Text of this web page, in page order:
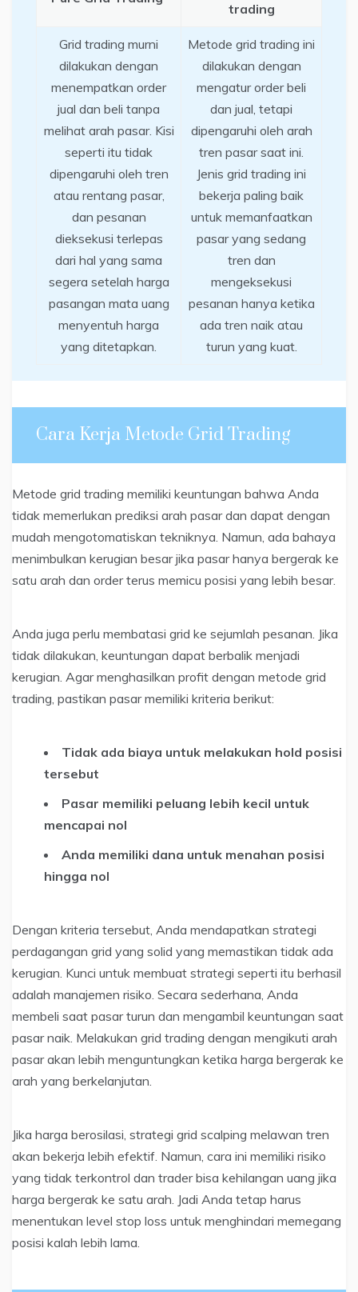
trading
Grid trading murni
dilakukan dengan
menempatkan order
jual dan beli tanpa
melihat arah pasar. Kisi
seperti itu tidak
dipengaruhi oleh tren
atau rentang pasar,
dan pesanan
dieksekusi terlepas
dari hal yang sama
segera setelah harga
pasangan mata uang
menyentuh harga
yang ditetapkan.
Metode grid trading ini
dilakukan dengan
mengatur order beli
dan jual, tetapi
dipengaruhi oleh arah
tren pasar saat ini.
Jenis grid trading ini
bekerja paling baik
untuk memanfaatkan
pasar yang sedang
tren dan
mengeksekusi
pesanan hanya ketika
ada tren naik atau
turun yang kuat.
Cara Kerja Metode Grid Trading
Metode grid trading memiliki keuntungan bahwa Anda
tidak memerlukan prediksi arah pasar dan dapat dengan
mudah mengotomatiskan tekniknya. Namun, ada bahaya
menimbulkan kerugian besar jika pasar hanya bergerak ke
satu arah dan order terus memicu posisi yang lebih besar.
Anda juga perlu membatasi grid ke sejumlah pesanan. Jika
tidak dilakukan, keuntungan dapat berbalik menjadi
kerugian. Agar menghasilkan profit dengan metode grid
trading, pastikan pasar memiliki kriteria berikut:
Tidak ada biaya untuk melakukan hold posisi
tersebut
Pasar memiliki peluang lebih kecil untuk
mencapai nol
Anda memiliki dana untuk menahan posisi
hingga nol
Dengan kriteria tersebut, Anda mendapatkan strategi
perdagangan grid yang solid yang memastikan tidak ada
kerugian. Kunci untuk membuat strategi seperti itu berhasil
adalah manajemen risiko. Secara sederhana, Anda
membeli saat pasar turun dan mengambil keuntungan saat
pasar naik. Melakukan grid trading dengan mengikuti arah
pasar akan lebih menguntungkan ketika harga bergerak ke
arah yang berkelanjutan.
Jika harga berosilasi, strategi grid scalping melawan tren
akan bekerja lebih efektif. Namun, cara ini memiliki risiko
yang tidak terkontrol dan trader bisa kehilangan uang jika
harga bergerak ke satu arah. Jadi Anda tetap harus
menentukan level stop loss untuk menghindari memegang
posisi kalah lebih lama.